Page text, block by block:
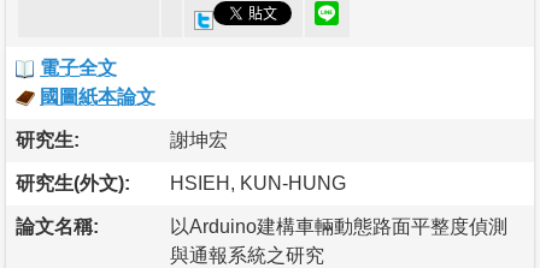
電子全文
國圖紙本論文
研究生: 謝坤宏
研究生(外文): HSIEH, KUN-HUNG
論文名稱:
以Arduino建構車輛動態路面平整度偵測
與通報系統之研究